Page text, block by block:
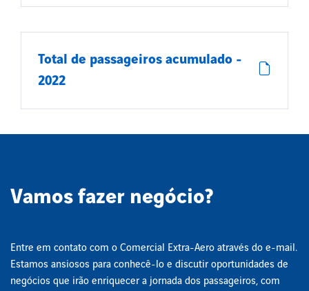
Total de passageiros acumulado -
2022
Vamos fazer negócio?
Entre em contato com o Comercial Extra-Aero através do e-mail.
Estamos ansiosos para conhecê-lo e discutir oportunidades de
negócios que irão enriquecer a jornada dos passageiros, com